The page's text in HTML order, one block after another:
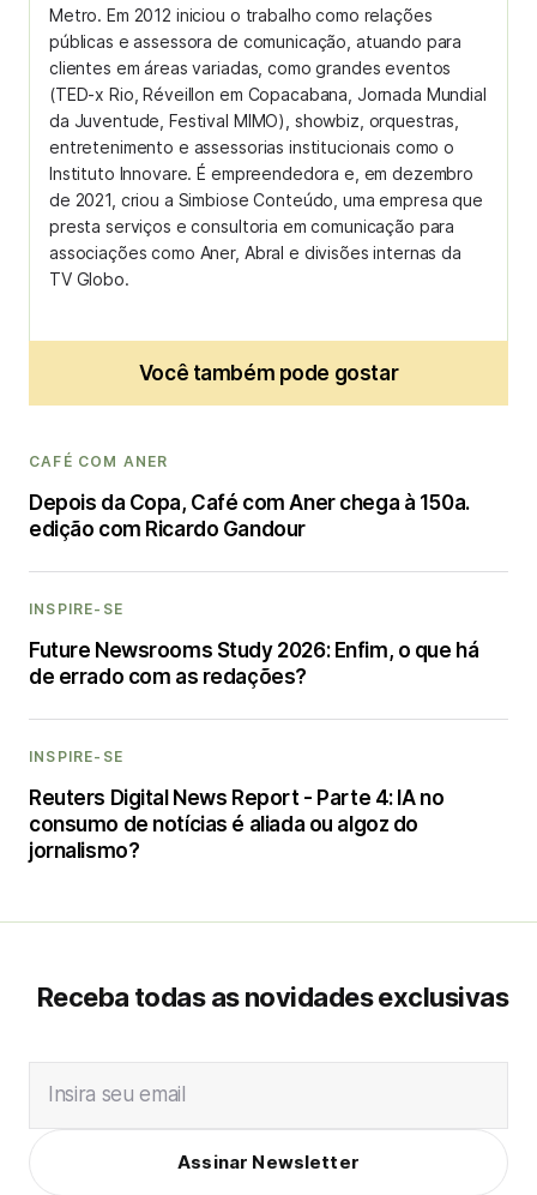
Metro. Em 2012 iniciou o trabalho como relações
públicas e assessora de comunicação, atuando para
clientes em áreas variadas, como grandes eventos
(TED-x Rio, Réveillon em Copacabana, Jornada Mundial
da Juventude, Festival MIMO), showbiz, orquestras,
entretenimento e assessorias institucionais como o
Instituto Innovare. É empreendedora e, em dezembro
de 2021, criou a Simbiose Conteúdo, uma empresa que
presta serviços e consultoria em comunicação para
associações como Aner, Abral e divisões internas da
TV Globo.
Você também pode gostar
CAFÉ COM ANER
Depois da Copa, Café com Aner chega à 150a.
edição com Ricardo Gandour
INSPIRE-SE
Future Newsrooms Study 2026: Enfim, o que há
de errado com as redações?
INSPIRE-SE
Reuters Digital News Report - Parte 4: IA no
consumo de notícias é aliada ou algoz do
jornalismo?
Receba todas as novidades exclusivas
Insira seu email
Assinar Newsletter